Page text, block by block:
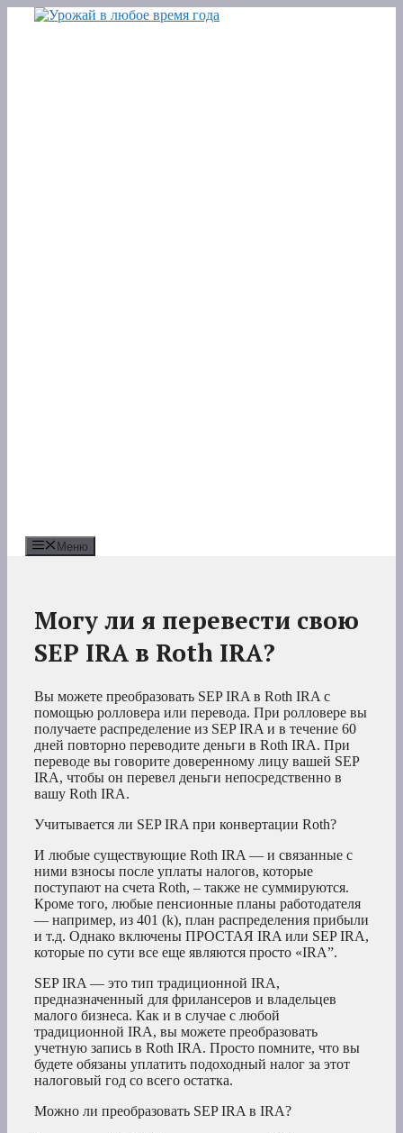
Перейти
Меню
Могу ли я перевести свою
SEP IRA в Roth IRA?
Вы можете преобразовать SEP IRA в Roth IRA с
помощью ролловера или перевода. При ролловере вы
получаете распределение из SEP IRA и в течение 60
дней повторно переводите деньги в Roth IRA. При
переводе вы говорите доверенному лицу вашей SEP
IRA, чтобы он перевел деньги непосредственно в
вашу Roth IRA.
Учитывается ли SEP IRA при конвертации Roth?
И любые существующие Roth IRA — и связанные с
ними взносы после уплаты налогов, которые
поступают на счета Roth, – также не суммируются.
Кроме того, любые пенсионные планы работодателя
— например, из 401 (k), план распределения прибыли
и т.д. Однако включены ПРОСТАЯ IRA или SEP IRA,
которые по сути все еще являются просто «IRA”.
SEP IRA — это тип традиционной IRA,
предназначенный для фрилансеров и владельцев
малого бизнеса. Как и в случае с любой
традиционной IRA, вы можете преобразовать
учетную запись в Roth IRA. Просто помните, что вы
будете обязаны уплатить подоходный налог за этот
налоговый год со всего остатка.
Можно ли преобразовать SEP IRA в IRA?